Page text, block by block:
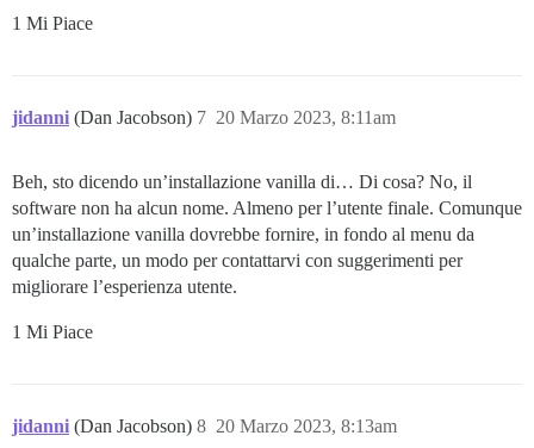
1 Mi Piace
jidanni (Dan Jacobson) 20 Marzo 2023, 8:11am
7
Beh, sto dicendo un’installazione vanilla di… Di cosa? No, il
software non ha alcun nome. Almeno per l’utente finale. Comunque
un’installazione vanilla dovrebbe fornire, in fondo al menu da
qualche parte, un modo per contattarvi con suggerimenti per
migliorare l’esperienza utente.
1 Mi Piace
jidanni (Dan Jacobson) 20 Marzo 2023, 8:13am
8